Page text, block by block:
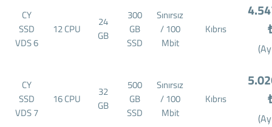
CY
SSD
VDS 6
12 CPU
24
GB
300
GB
SSD
Sınırsız
/ 100
Mbit
Kıbrıs
CY
SSD
VDS 7
16 CPU
32
GB
500
GB
SSD
Sınırsız
/ 100
Mbit
Kıbrıs